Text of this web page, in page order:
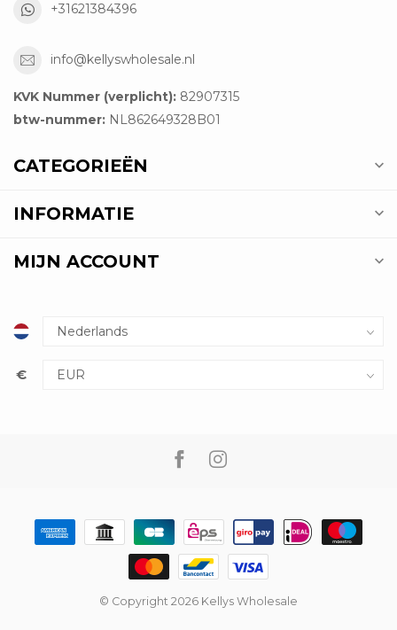
+31621384396
info@kellyswholesale.nl
KVK Nummer (verplicht): 82907315
btw-nummer: NL862649328B01
CATEGORIEËN
INFORMATIE
MIJN ACCOUNT
€
© Copyright 2026 Kellys Wholesale